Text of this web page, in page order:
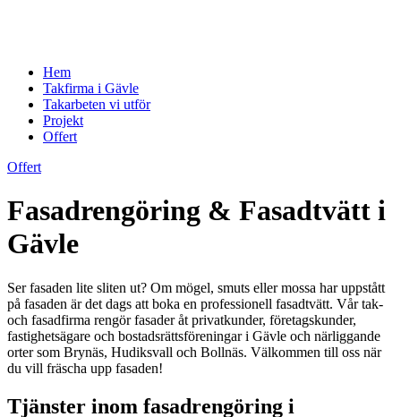
Hem
Takfirma i Gävle
Takarbeten vi utför
Projekt
Offert
Offert
Fasadrengöring & Fasadtvätt i
Gävle
Ser fasaden lite sliten ut? Om mögel, smuts eller mossa har uppstått
på fasaden är det dags att boka en professionell fasadtvätt. Vår tak-
och fasadfirma rengör fasader åt privatkunder, företagskunder,
fastighetsägare och bostadsrättsföreningar i Gävle och närliggande
orter som Brynäs, Hudiksvall och Bollnäs. Välkommen till oss när
du vill fräscha upp fasaden!
Tjänster inom fasadrengöring i